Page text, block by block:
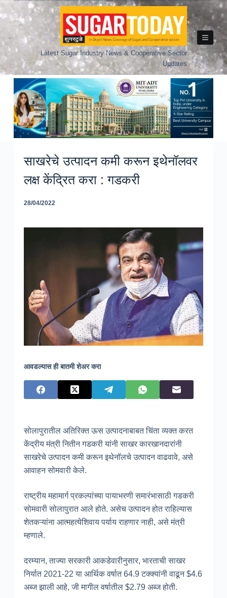
Skip
to
Latest Sugar Industry News & Cooperative Sector
Updates
साखरेचे उत्पादन कमी करून इथेनॉलवर
लक्ष केंद्रित करा : गडकरी
28/04/2022
आवडल्यास ही बातमी शेअर करा
सोलापुरातील अतिरिक्त ऊस उत्पादनाबाबत चिंता व्यक्त करत
केंद्रीय मंत्री नितीन गडकरी यांनी साखर कारखानदारांनी
साखरेचे उत्पादन कमी करून इथेनॉलचे उत्पादन वाढवावे, असे
आवाहन सोमवारी केले.
राष्ट्रीय महामार्ग प्रकल्पांच्या पायाभरणी समारंभासाठी गडकरी
सोमवारी सोलापुरात आले होते. असेच उत्पादन होत राहिल्यास
शेतकऱ्यांना आत्महत्येशिवाय पर्याय राहणार नाही, असे मंत्री
म्हणाले.
दरम्यान, ताज्या सरकारी आकडेवारीनुसार, भारताची साखर
निर्यात 2021-22 या आर्थिक वर्षात 64.9 टक्क्यांनी वाढून $4.6
अब्ज झाली आहे, जी मागील वर्षातील $2.79 अब्ज होती.